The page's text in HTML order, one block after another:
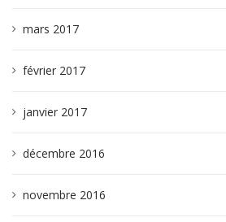
mars 2017
février 2017
janvier 2017
décembre 2016
novembre 2016